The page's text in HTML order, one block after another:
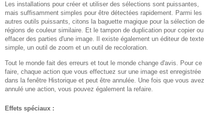
Les installations pour créer et utiliser des sélections sont puissantes,
mais suffisamment simples pour être détectées rapidement. Parmi les
autres outils puissants, citons la baguette magique pour la sélection de
régions de couleur similaire. Et le tampon de duplication pour copier ou
effacer des parties d'une image. Il existe également un éditeur de texte
simple, un outil de zoom et un outil de recoloration.
Tout le monde fait des erreurs et tout le monde change d'avis. Pour ce
faire, chaque action que vous effectuez sur une image est enregistrée
dans la fenêtre Historique et peut être annulée. Une fois que vous avez
annulé une action, vous pouvez également la refaire.
Effets spéciaux :